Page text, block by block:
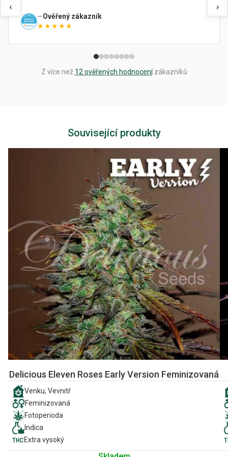
‹
Ověřený zákazník
★★★★★
›
Z více než 12 ověřených hodnocenízákazníků
Související produkty
Delicious Eleven Roses Early Version Feminizovaná
Venku, Vevnitř
Feminizovaná
Fotoperioda
Indica
Extra vysoký